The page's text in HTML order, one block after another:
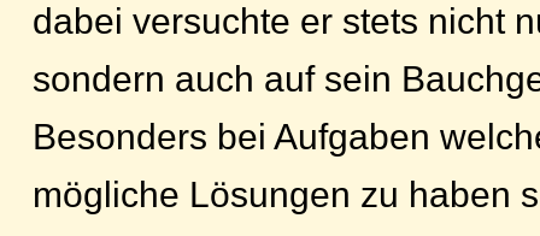
dabei versuchte er stets nicht
sondern auch auf sein
Besonders bei Aufgaben
mögliche Lösungen zu haben